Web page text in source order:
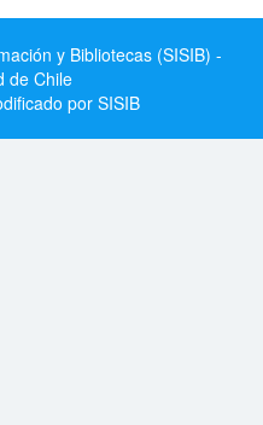
y Bibliotecas (SISIB) -
de Chile
por SISIB